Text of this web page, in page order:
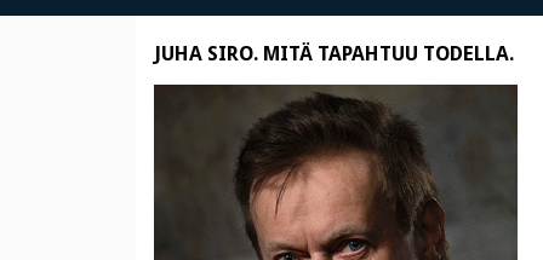
JUHA SIRO. MITÄ TAPAHTUU TODELLA.